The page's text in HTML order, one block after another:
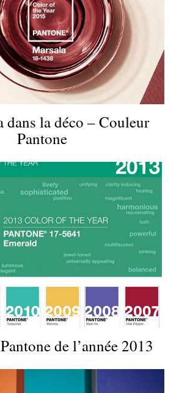
dans la déco – Couleur
Pantone
de l’année 2013